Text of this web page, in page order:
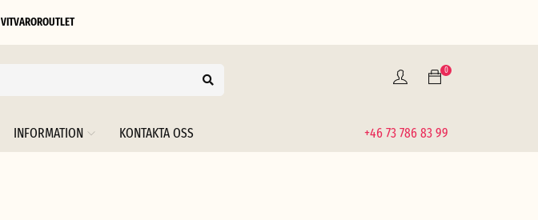
VITVAROROUTLET
0
INFORMATION KONTAKTA OSS +46 73 786 83 99